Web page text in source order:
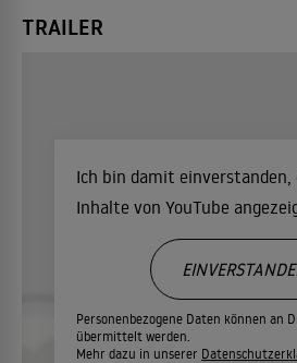
TRAILER
Ich bin damit einverstanden,
Inhalte von YouTube
Personenbezogene Daten können an
übermittelt werden.
Mehr dazu in unserer